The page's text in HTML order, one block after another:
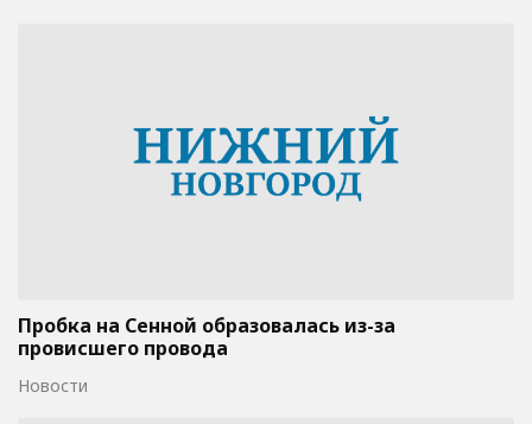
Пробка на Сенной образовалась из-за
провисшего провода
Новости